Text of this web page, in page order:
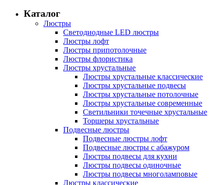
Каталог
Люстры
Светодиодные LED люстры
Люстры лофт
Люстры припотолочные
Люстры флористика
Люстры хрустальные
Люстры хрустальные классические
Люстры хрустальные подвесы
Люстры хрустальные потолочные
Люстры хрустальные современные
Светильники точечные хрустальные
Торшеры хрустальные
Подвесные люстры
Подвесные люстры лофт
Подвесные люстры с абажуром
Люстры подвесы для кухни
Люстры подвесы одиночные
Люстры подвесы многоламповые
Люстры классические